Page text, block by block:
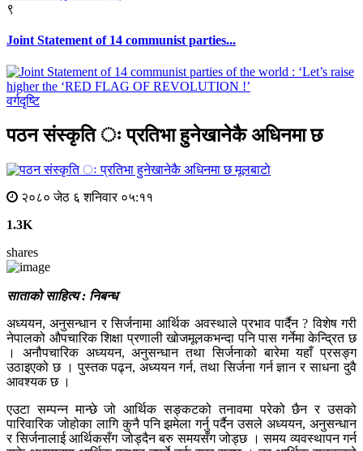
९
Joint Statement of 14 communist parties...
वर्गदृष्टि
पठन संस्कृति ः प्रतिभा हुनेखानेकै अधिनमा छ
मूलबाटाे
२०८० जेठ ६ शनिवार ०५:११
1.3K
shares
साताको साहित्य : निबन्ध
अध्ययन, अनुसन्धान र सिर्जनामा आर्थिक अवस्थाले प्रभाव पार्दैन ? विशेष गरी
नेपालको औपचारिक शिक्षा प्रणाली खोजमूलकभन्दा पनि पास गर्नेमा केन्द्रित छ
। अनौपचारिक अध्ययन, अनुसन्धान तथा सिर्जनाको बारेमा यहाँ प्रसङ्ग
उठाइएको छ । पुस्तक पढ्न, अध्ययन गर्न, तथा सिर्जना गर्न ज्ञान र साधना दुवै
आवश्यक छ ।
एउटा सम्पन्न मान्छे जो आर्थिक सङ्कटको तनावमा परेको छैन र उसको
पारिवारिक जोहोका लागि कुनै पनि झमेला गर्नु पर्दैन उसले अध्ययन, अनुसन्धान
र सिर्जनालाई आर्थिकसँग जोड्दैन बरु समयसँग जोड्छ । समय व्यवस्थापन गर्न